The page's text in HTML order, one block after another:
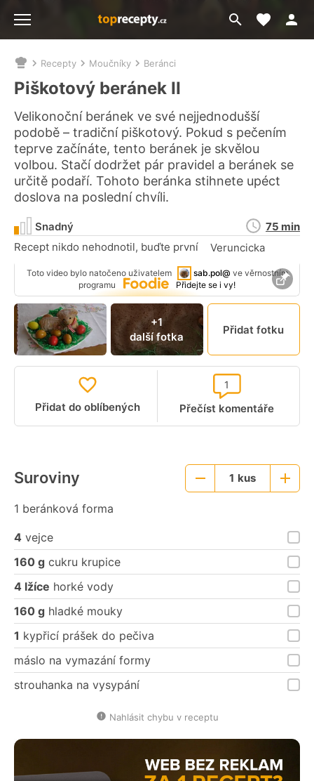
Přejít
na
Moje
Nacházíte
se
zde:
Recepty Moučníky Beránci
Piškotový beránek II
Velikonoční beránek ve své nejjednodušší
podobě – tradiční piškotový. Pokud s pečením
teprve začínáte, tento beránek je skvělou
volbou. Stačí dodržet pár pravidel a beránek se
určitě podaří. Tohoto beránka stihnete upéct
doslova na poslední chvíli.
Recept nikdo nehodnotil, buďte první Veruncicka
Snadný
Doba
75 min
Toto video bylo natočeno uživatelem sab.pol@ ve věrnostním
programu
Přidejte se i vy!
video
+1
další fotka
Přidat fotku
Přidat do oblíbených Přečíst komentáře
1
Suroviny
1 beránková forma
1 kus
Větší
4 vejce
160 g cukru krupice
4 lžíce horké vody
160 g hladké mouky
1 kypřicí prášek do pečiva
máslo na vymazání formy
strouhanka na vysypání
Nahlásit chybu v receptu